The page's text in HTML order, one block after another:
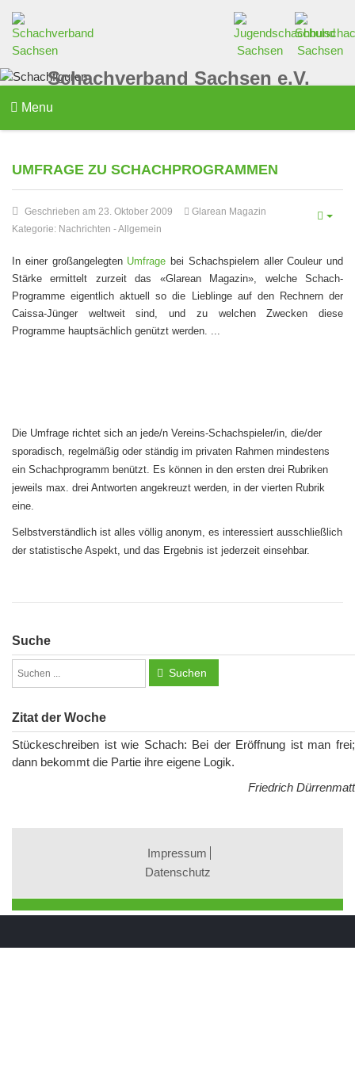
Schachverband Sachsen e.V.
Menu
UMFRAGE ZU SCHACHPROGRAMMEN
Geschrieben am 23. Oktober 2009
Glarean Magazin
Kategorie: Nachrichten -Allgemein
In einer großangelegten Umfrage bei Schachspielern aller Couleur und
Stärke ermittelt zurzeit das «Glarean Magazin», welche Schach-
Programme eigentlich aktuell so die Lieblinge auf den Rechnern der
Caissa-Jünger weltweit sind, und zu welchen Zwecken diese
Programme hauptsächlich genützt werden. ...
Die Umfrage richtet sich an jede/n Vereins-Schachspieler/in, die/der
sporadisch, regelmäßig oder ständig im privaten Rahmen mindestens
ein Schachprogramm benützt. Es können in den ersten drei Rubriken
jeweils max. drei Antworten angekreuzt werden, in der vierten Rubrik
eine.
Selbstverständlich ist alles völlig anonym, es interessiert ausschließlich
der statistische Aspekt, und das Ergebnis ist jederzeit einsehbar.
Suche
Suchen
Zitat der Woche
Stückeschreiben ist wie Schach: Bei der Eröffnung ist man frei;
dann bekommt die Partie ihre eigene Logik.
Friedrich Dürrenmatt
Impressum
Datenschutz